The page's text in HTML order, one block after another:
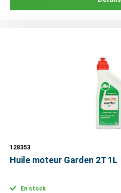
128353
Huile moteur Garden 2T 1L
En stock